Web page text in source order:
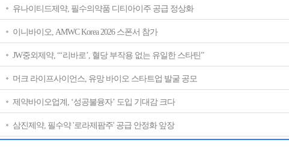
유나이티드제약, 필수의약품 디티아이주 공급 정상화
이니바이오, AMWC Korea 2026 스폰서 참가
JW중외제약, “‘리바로’, 혈당 부작용 없는 유일한 스타틴”
머크 라이프사이언스, 유망 바이오 스타트업 발굴 공모
제약바이오업계, ‘성공불융자’ 도입 기대감 크다
삼진제약, 필수약 '로라제팜주' 공급 안정화 앞장